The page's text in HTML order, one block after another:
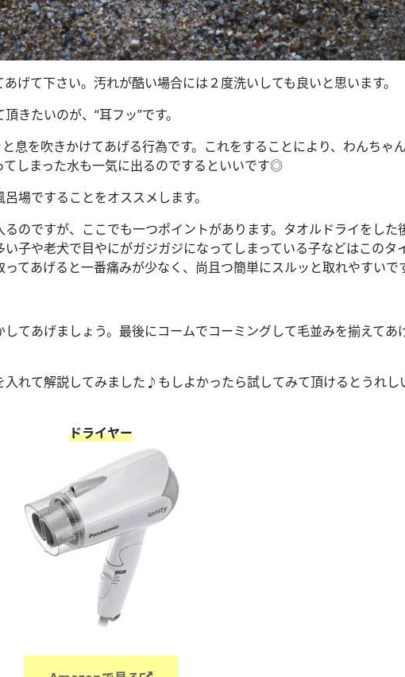
げて下さい。汚れが酷い場合には２度洗いしても良いと思います。
きたいのが、“耳フッ”です。
息を吹きかけてあげる行為です。これをすることにより、わんちゃ
しまった水も一気に出るのでするといいです◎
場ですることをオススメします。
のですが、ここでも一つポイントがあります。タオルドライをした
子や老犬で目やにがガジガジになってしまっている子などはこのタ
てあげると一番痛みが少なく、尚且つ簡単にスルッと取れやすいで
てあげましょう。最後にコームでコーミングして毛並みを揃えてあ
れて解説してみました♪もしよかったら試してみて頂けるとうれし
ドライヤー